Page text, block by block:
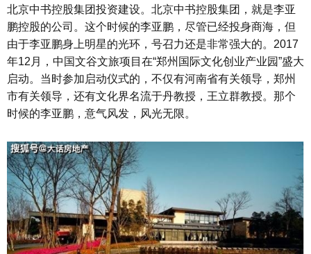
北京中书控股集团投资建设。北京中书控股集团，就是李亚
鹏控股的公司。这个时候的李亚鹏，尽管已经投身商海，但
由于李亚鹏身上明星的光环，号召力还是非常强大的。2017
年12月，中国文谷文旅项目在“郑州国际文化创业产业园”盛大
启动。当时参加启动仪式的，不仅有河南省有关领导，郑州
市有关领导，还有文化界名流于丹教授，王立群教授。那个
时候的李亚鹏，意气风发，风光无限。